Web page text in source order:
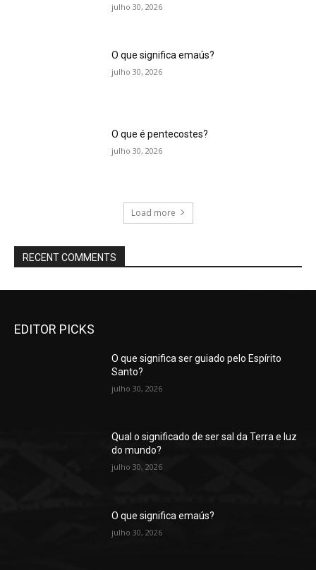
julho 30, 2026
O que significa emaús?
julho 30, 2026
O que é pentecostes?
julho 30, 2026
Load more
RECENT COMMENTS
EDITOR PICKS
O que significa ser guiado pelo Espírito
Santo?
julho 30, 2026
Qual o significado de ser sal da Terra e luz
do mundo?
julho 30, 2026
O que significa emaús?
julho 30, 2026